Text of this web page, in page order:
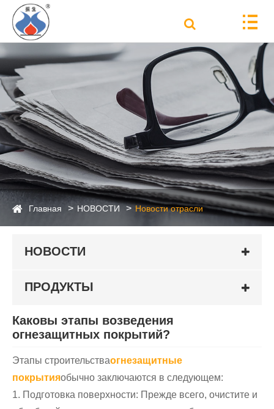
Главная НОВОСТИ Новости отрасли
НОВОСТИ
ПРОДУКТЫ
Каковы этапы возведения
огнезащитных покрытий?
Этапы строительстваогнезащитные
покрытияобычно заключаются в следующем:
1. Подготовка поверхности: Прежде всего, очистите и